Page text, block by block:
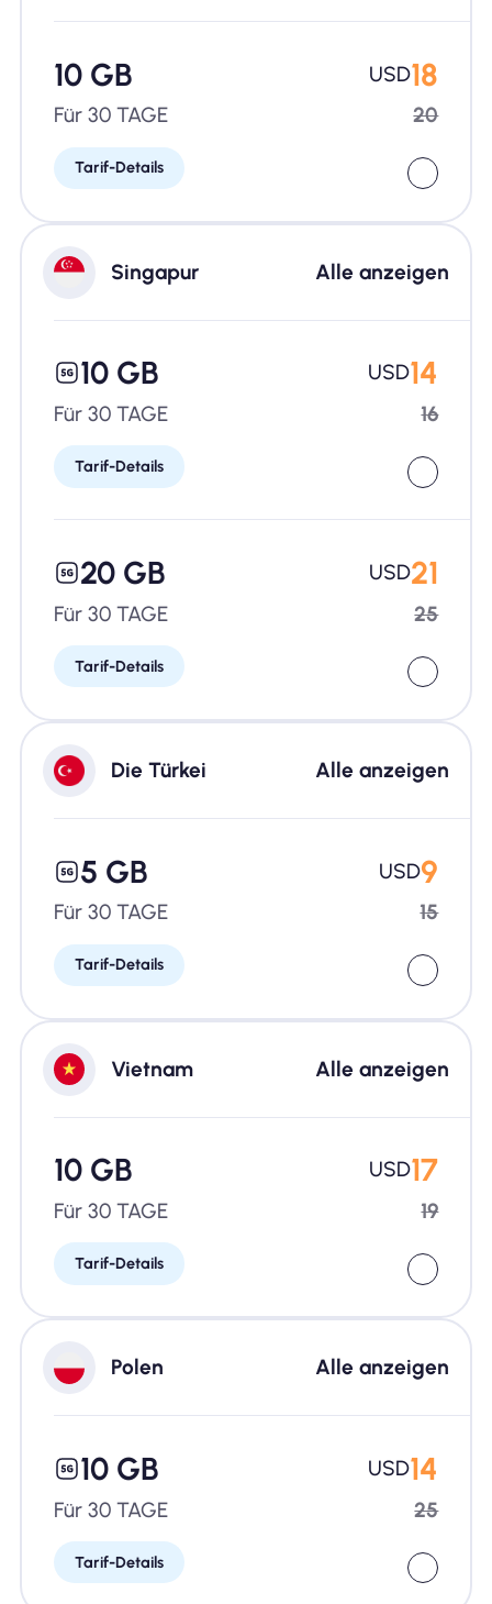
10 GB
Für 30 TAGE
Tarif-Details
USD18
20
Singapur Alle anzeigen
10 GB
Für 30 TAGE
Tarif-Details
USD14
16
20 GB
Für 30 TAGE
Tarif-Details
USD21
25
Die Türkei Alle anzeigen
5 GB
Für 30 TAGE
Tarif-Details
USD9
15
Vietnam Alle anzeigen
10 GB
Für 30 TAGE
Tarif-Details
USD17
19
Polen Alle anzeigen
10 GB
Für 30 TAGE
Tarif-Details
USD14
25